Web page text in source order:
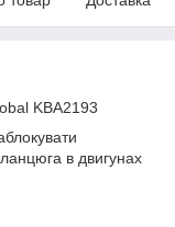
KBA2193
в двигунах